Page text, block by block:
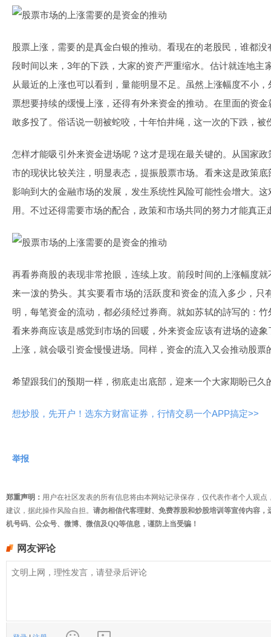
股票上涨，需要的是真金白银的推动。看现在的老股民，谁都
段时间以来，3年的下跌，大家的资产严重缩水。估计就连地主
从最近的上涨也可以看到，量能明显不足。虽然上涨幅度不小
票想要持续的缓慢上涨，还得有外来资金的推动。在里面的资
敢多投了。俗话说一朝被蛇咬，十年怕井绳，这一次的下跌，被
怎样才能吸引外来资金进场呢？这才是现在最关键的。从国家
市的现状比较关注，明显表态，提振股票市场。看来这是政策
影响到大的金融市场的发展，发生系统性风险可能性会增大。
用。不过还得需要市场的配合，政策和市场共同的努力才能真正
再看券商股的表现非常抢眼，连续上攻。前段时间的上涨幅度
来一泼的势头。其实要看市场的活跃度和资金的流入多少，只
明，每笔资金的流动，都必须经过券商。就如苏轼的詩写的：
看来券商应该是感觉到市场的回暖，外来资金应该有进场的迹
上涨，就会吸引资金慢慢进场。同样，资金的流入又会推动股票
希望跟我们的预期一样，彻底走出底部，迎来一个大家期盼已久
想炒股，先开户！选东方财富证券，行情交易一个APP搞定>>
举报
郑重声明： 用户在社区发表的所有信息将由本网站记录保存，仅代表作者个人观
建议，据此操作风险自担。 请勿相信代客理财、免费荐股和炒股培训等宣传内容
机号码、公众号、微博、微信及QQ等信息，谨防上当受骗！
网友评论